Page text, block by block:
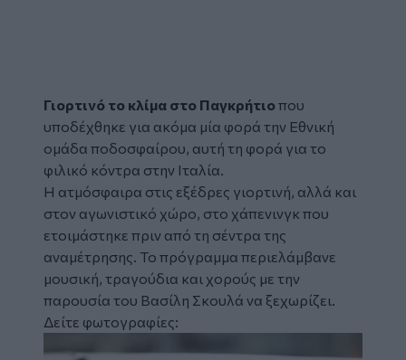
Γιορτινό το κλίμα στο Παγκρήτιοπου
υποδέχθηκε για ακόμα μία φορά την Εθνική
ομάδα ποδοσφαίρου, αυτή τη φορά για το
φιλικό κόντρα στην Ιταλία.
Η ατμόσφαιρα στις εξέδρες γιορτινή, αλλά και
στον αγωνιστικό χώρο, στο χάπενινγκ που
ετοιμάστηκε πριν από τη σέντρα της
αναμέτρησης. Το πρόγραμμα περιελάμβανε
μουσική, τραγούδια και χορούς με την
παρουσία του Βασίλη Σκουλά να ξεχωρίζει.
Δείτε φωτογραφίες: